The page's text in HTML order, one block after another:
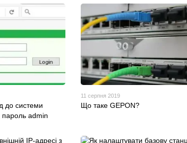
до системи
пароль admin
11 серпня 2019
Що таке GEPON?